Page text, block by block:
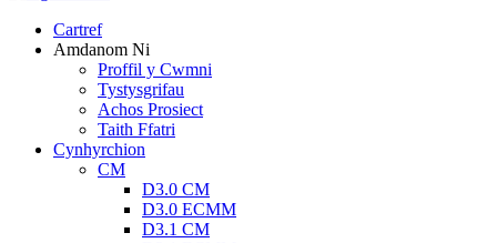
Cartref
Amdanom Ni
Proffil y Cwmni
Tystysgrifau
Achos Prosiect
Taith Ffatri
Cynhyrchion
CM
D3.0 CM
D3.0 ECMM
D3.1 CM